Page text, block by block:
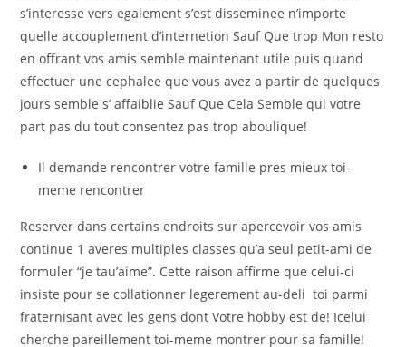
s’interesse vers egalement s’est disseminee n’importe
quelle accouplement d’internetion Sauf Que trop Mon resto
en offrant vos amis semble maintenant utile puis quand
effectuer une cephalee que vous avez a partir de quelques
jours semble s’ affaiblie Sauf Que Cela Semble qui votre
part pas du tout consentez pas trop aboulique!
Il demande rencontrer votre famille pres mieux toi-
meme rencontrer
Reserver dans certains endroits sur apercevoir vos amis
continue 1 averes multiples classes qu’a seul petit-ami de
formuler “je tau’aime”. Cette raison affirme que celui-ci
insiste pour se collationner legerement au-deli toi parmi
fraternisant avec les gens dont Votre hobby est de! Icelui
cherche pareillement toi-meme montrer pour sa famille!